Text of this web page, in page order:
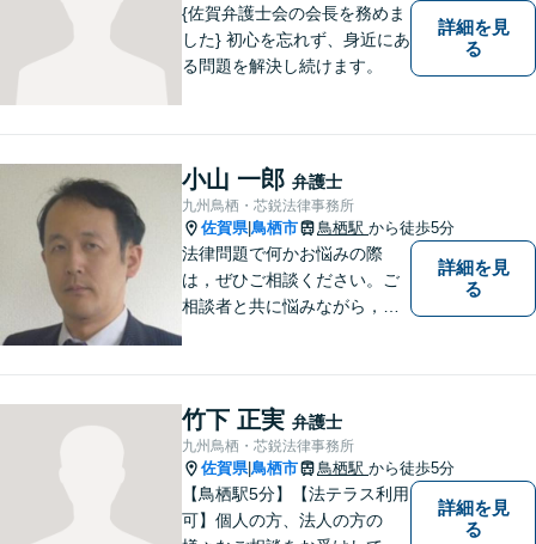
{佐賀弁護士会の会長を務めま
した} 初心を忘れず、身近にあ
る問題を解決し続けます。
詳細を見
る
小山 一郎 弁護士
九州鳥栖・芯鋭法律事務所
佐賀県|鳥栖市 鳥栖駅 から徒歩5分
法律問題で何かお悩みの際
は，ぜひご相談ください。ご
相談者と共に悩みながら，い
詳細を見
る
竹下 正実 弁護士
九州鳥栖・芯鋭法律事務所
佐賀県|鳥栖市 鳥栖駅 から徒歩5分
【鳥栖駅5分】【法テラス利用
可】個人の方、法人の方の
詳細を見
る